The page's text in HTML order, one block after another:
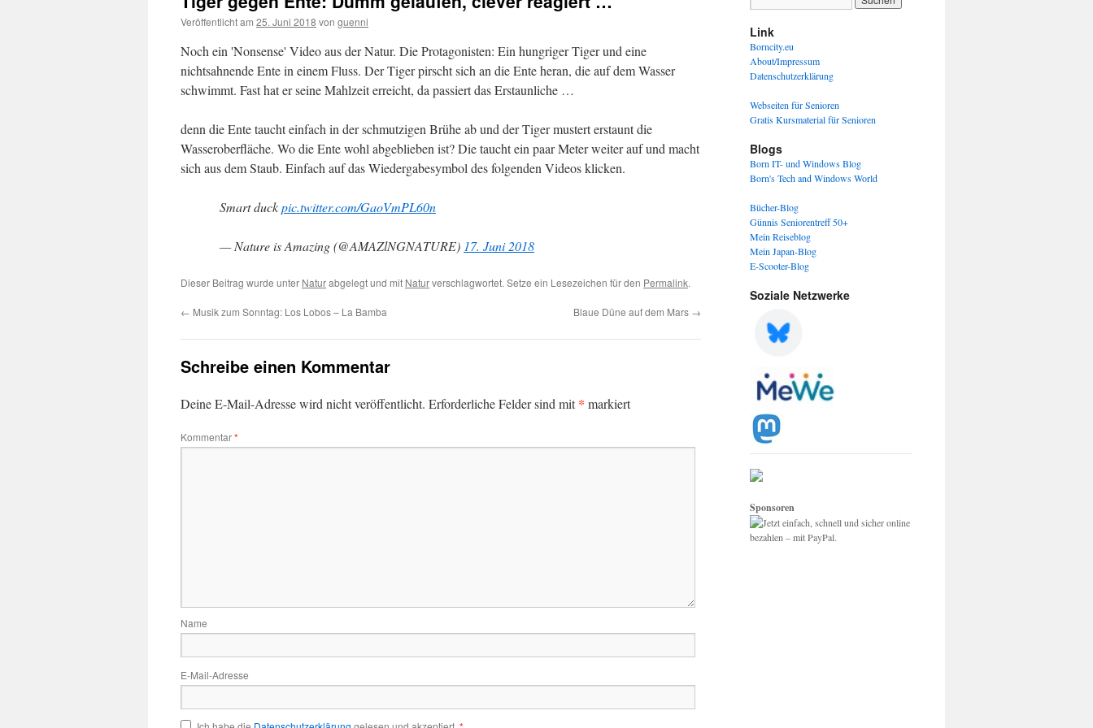
Veröffentlicht am 25. Juni 2018 von guenni
Noch ein 'Nonsense' Video aus der Natur. Die Protagonisten: Ein hungriger Tiger und eine
nichtsahnende Ente in einem Fluss. Der Tiger pirscht sich an die Ente heran, die auf dem Wasser
schwimmt. Fast hat er seine Mahlzeit erreicht, da passiert das Erstaunliche …
denn die Ente taucht einfach in der schmutzigen Brühe ab und der Tiger mustert erstaunt die
Wasseroberfläche. Wo die Ente wohl abgeblieben ist? Die taucht ein paar Meter weiter auf und macht
sich aus dem Staub. Einfach auf das Wiedergabesymbol des folgenden Videos klicken.
Smart duckpic.twitter.com/GaoVmPL60n
— Nature is Amazing (@AMAZlNGNATURE) 17. Juni 2018
Dieser Beitrag wurde unter Naturabgelegt und mit Naturverschlagwortet. Setze ein Lesezeichen für den Permalink.
← Musik zum Sonntag: Los Lobos – La Bamba Blaue Düne auf dem Mars →
Schreibe einen Kommentar
Deine E-Mail-Adresse wird nicht veröffentlicht. Erforderliche Felder sind mit* markiert
Kommentar*
Name
E-Mail-Adresse
Link
Borncity.eu
About/Impressum
Datenschutzerklärung
Webseiten für Senioren
Gratis Kursmaterial für Senioren
Blogs
Born IT- und Windows Blog
Born's Tech and Windows World
Bücher-Blog
Günnis Seniorentreff 50+
Mein Reiseblog
Mein Japan-Blog
E-Scooter-Blog
Soziale Netzwerke
Sponsoren